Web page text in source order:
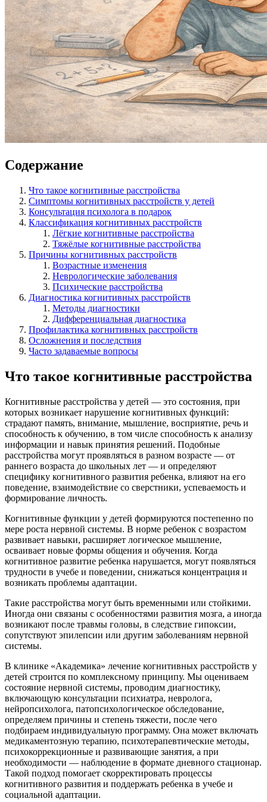
Содержание
Что такое когнитивные расстройства
Симптомы когнитивных расстройств у детей
Консультация психолога в подарок
Классификация когнитивных расстройств
Лёгкие когнитивные расстройства
Тяжёлые когнитивные расстройства
Причины когнитивных расстройств
Возрастные изменения
Неврологические заболевания
Психические расстройства
Диагностика когнитивных расстройств
Методы диагностики
Дифференциальная диагностика
Профилактика когнитивных расстройств
Осложнения и последствия
Часто задаваемые вопросы
Что такое когнитивные расстройства
Когнитивные расстройства у детей — это состояния, при
которых возникает нарушение когнитивных функций:
страдают память, внимание, мышление, восприятие, речь и
способность к обучению, в том числе способность к анализу
информации и навык принятия решений. Подобные
расстройства могут проявляться в разном возрасте — от
раннего возраста до школьных лет — и определяют
специфику когнитивного развития ребенка, влияют на его
поведение, взаимодействие со сверстники, успеваемость и
формирование личность.
Когнитивные функции у детей формируются постепенно по
мере роста нервной системы. В норме ребенок с возрастом
развивает навыки, расширяет логическое мышление,
осваивает новые формы общения и обучения. Когда
когнитивное развитие ребенка нарушается, могут появляться
трудности в учебе и поведении, снижаться концентрация и
возникать проблемы адаптации.
Такие расстройства могут быть временными или стойкими.
Иногда они связаны с особенностями развития мозга, а иногда
возникают после травмы головы, в следствие гипоксии,
сопутствуют эпилепсии или другим заболеваниям нервной
системы.
В клинике «Академика» лечение когнитивных расстройств у
детей строится по комплексному принципу. Мы оцениваем
состояние нервной системы, проводим диагностику,
включающую консультации психиатра, невролога,
нейропсихолога, патопсихологическое обследование,
определяем причины и степень тяжести, после чего
подбираем индивидуальную программу. Она может включать
медикаментозную терапию, психотерапевтические методы,
психокоррекционные и развивающие занятия, а при
необходимости — наблюдение в формате дневного стационар.
Такой подход помогает скорректировать процессы
когнитивного развития и поддержать ребенка в учебе и
социальной адаптации.